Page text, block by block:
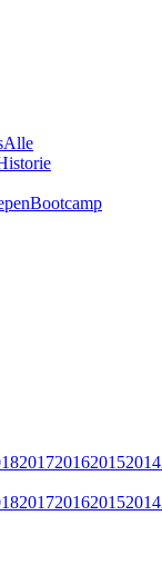
Alle
Bootcamp
2017201620152014
2017201620152014